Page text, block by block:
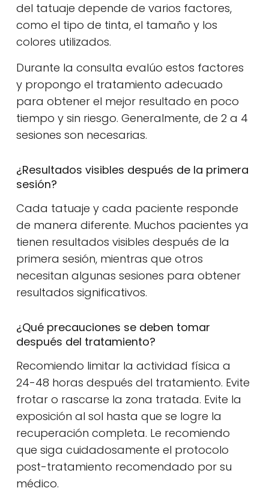
del tatuaje depende de varios factores,
como el tipo de tinta, el tamaño y los
colores utilizados.
Durante la consulta evalúo estos factores
y propongo el tratamiento adecuado
para obtener el mejor resultado en poco
tiempo y sin riesgo. Generalmente, de 2 a 4
sesiones son necesarias.
¿Resultados visibles después de la primera
sesión?
Cada tatuaje y cada paciente responde
de manera diferente. Muchos pacientes ya
tienen resultados visibles después de la
primera sesión, mientras que otros
necesitan algunas sesiones para obtener
resultados significativos.
¿Qué precauciones se deben tomar
después del tratamiento?
Recomiendo limitar la actividad física a
24-48 horas después del tratamiento. Evite
frotar o rascarse la zona tratada. Evite la
exposición al sol hasta que se logre la
recuperación completa. Le recomiendo
que siga cuidadosamente el protocolo
post-tratamiento recomendado por su
médico.